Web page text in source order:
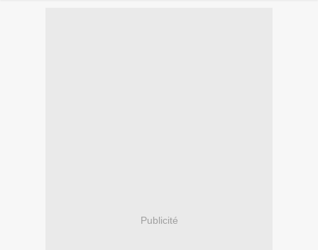
Publicité